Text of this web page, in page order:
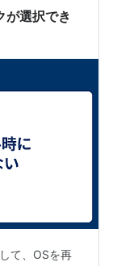
が選択でき
て、OSを再